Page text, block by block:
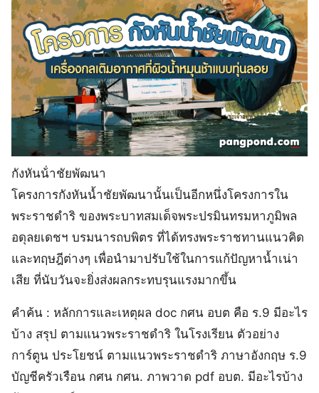
กังหันน้ําชัยพัฒนา
โครงการกังหันน้ำชัยพัฒนานั้นเป็นอีกหนึ่งโครงการใน
พระราชดำริ ของพระบาทสมเด็จพระปรมินทรมหาภูมิพล
อดุลยเดชฯ บรมนารถบพิตร ที่ได้ทรงพระราชทานแนวคิด
และทฤษฎีต่างๆ เพื่อนำมาปรับใช้ในการแก้ปัญหาน้ำเน่า
เสีย ที่นับวันจะยิ่งส่งผลกระทบรุนแรงมากขึ้น
คำค้น : หลักการและเหตุผล doc กศน อบต คือ ร.9 มีอะไร
บ้าง สรุป ตามแนวพระราชดําริ ในโรงเรียน ตัวอย่าง
การ์ตูน ประโยชน์ ตามแนวพระราชดำริ ภาษาอังกฤษ ร.9
บัญชีครัวเรือน กศน กศน. ภาพวาด pdf อบต. มีอะไรบ้าง